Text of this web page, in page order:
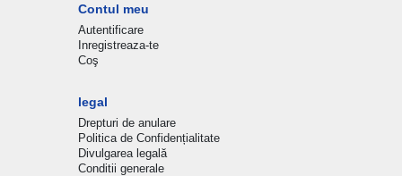
Contul meu
Autentificare
Inregistreaza-te
Coş
legal
Drepturi de anulare
Politica de Confidențialitate
Divulgarea legală
Conditii generale